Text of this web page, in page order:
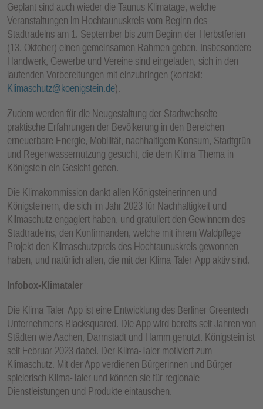
Geplant sind auch wieder die Taunus Klimatage, welche
Veranstaltungen im Hochtaunuskreis vom Beginn des
Stadtradelns am 1. September bis zum Beginn der Herbstferien
(13. Oktober) einen gemeinsamen Rahmen geben. Insbesondere
Handwerk, Gewerbe und Vereine sind eingeladen, sich in den
laufenden Vorbereitungen mit einzubringen (kontakt:
Klimaschutz@koenigstein.de).
Zudem werden für die Neugestaltung der Stadtwebseite
praktische Erfahrungen der Bevölkerung in den Bereichen
erneuerbare Energie, Mobilität, nachhaltigem Konsum, Stadtgrün
und Regenwassernutzung gesucht, die dem Klima-Thema in
Königstein ein Gesicht geben.
Die Klimakommission dankt allen Königsteinerinnen und
Königsteinern, die sich im Jahr 2023 für Nachhaltigkeit und
Klimaschutz engagiert haben, und gratuliert den Gewinnern des
Stadtradelns, den Konfirmanden, welche mit ihrem Waldpflege-
Projekt den Klimaschutzpreis des Hochtaunuskreis gewonnen
haben, und natürlich allen, die mit der Klima-Taler-App aktiv sind.
Infobox-Klimataler
Die Klima-Taler-App ist eine Entwicklung des Berliner Greentech-
Unternehmens Blacksquared. Die App wird bereits seit Jahren von
Städten wie Aachen, Darmstadt und Hamm genutzt. Königstein ist
seit Februar 2023 dabei. Der Klima-Taler motiviert zum
Klimaschutz. Mit der App verdienen Bürgerinnen und Bürger
spielerisch Klima-Taler und können sie für regionale
Dienstleistungen und Produkte eintauschen.